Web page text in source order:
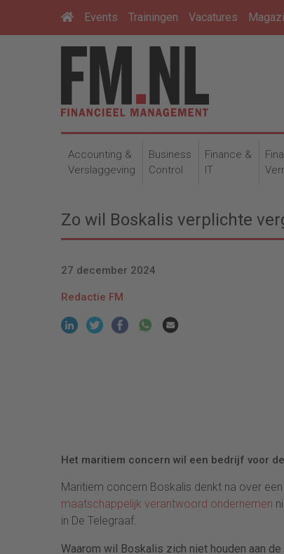
Events Trainingen Vacatures
Accounting &
Verslaggeving
Business
Control
Finance &
IT
Zo wil Boskalis verplichte
27 december 2024
Redactie FM
Het maritiem concern wil een bedrijf voor
Maritiem concern Boskalis denkt na over
maatschappelijk verantwoord ondernemen
in De Telegraaf.
Waarom wil Boskalis zich niet houden aan